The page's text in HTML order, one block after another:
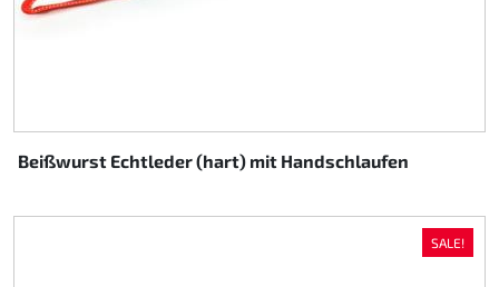
Beißwurst Echtleder (hart) mit Handschlaufen
SALE!